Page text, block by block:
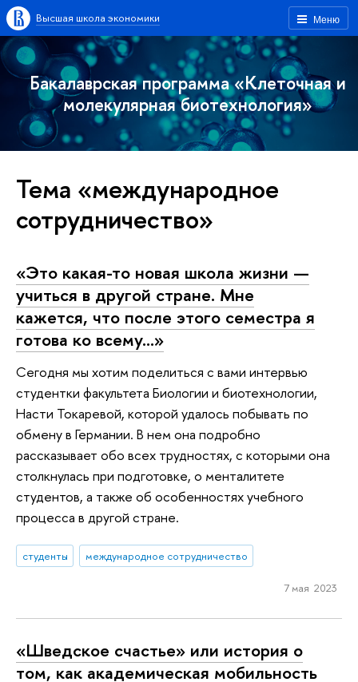
Меню
Высшая школа экономики
Бакалаврская программа «Клеточная и
молекулярная биотехнология»
Тема «международное
сотрудничество»
«Это какая-то новая школа жизни —
учиться в другой стране. Мне
кажется, что после этого семестра я
готова ко всему…»
Сегодня мы хотим поделиться с вами интервью
студентки факультета Биологии и биотехнологии,
Насти Токаревой, которой удалось побывать по
обмену в Германии. В нем она подробно
рассказывает обо всех трудностях, с которыми она
столкнулась при подготовке, о менталитете
студентов, а также об особенностях учебного
процесса в другой стране.
студенты международное сотрудничество
7 мая 2023
«Шведское счастье» или история о
том, как академическая мобильность